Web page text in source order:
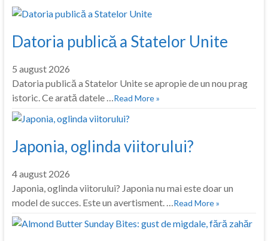
Datoria publică a Statelor Unite
5 august 2026
Datoria publică a Statelor Unite se apropie de un nou prag
istoric. Ce arată datele …Read More »
Japonia, oglinda viitorului?
4 august 2026
Japonia, oglinda viitorului? Japonia nu mai este doar un
model de succes. Este un avertisment. …Read More »